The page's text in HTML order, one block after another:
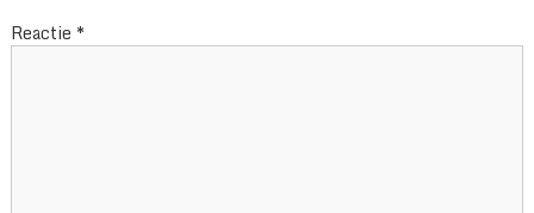
Reactie *